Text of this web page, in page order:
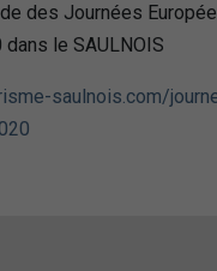
des Journées
le SAULNOIS
saulnois.com/